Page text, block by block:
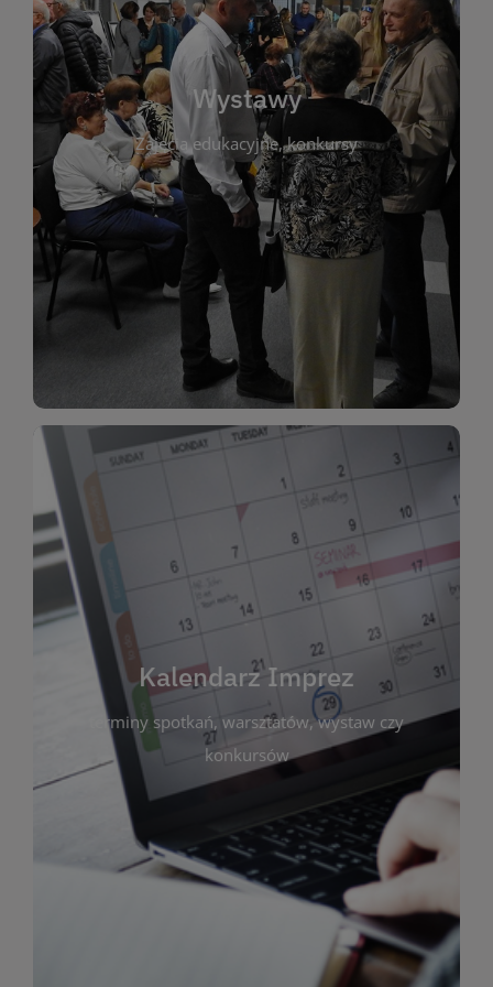
Wystawy
Zajęcia edukacyjne, konkursy
Wystawy
Biblioteka organizuje prezentujące zarówno
sztukę lokalnych twórców, jak i zbiory tematyczne.
W tej sekcji znajdziesz informacje o aktualnych
ekspozycjach oraz archiwum wystaw z
poprzednich lat. Prezentowane prace obejmują
malarstwo, fotografię, rękodzieło i inne formy
artystyczne. Każda wystawa to wyjątkowa okazja
do kontaktu z kulturą i sztuką w przestrzeni
biblioteki. Serdecznie zapraszamy wszystkich
Kalendarz Imprez
terminy spotkań, warsztatów, wystaw czy
konkursów
Kalendarz Imprez
Zakładka ta gromadzi wszystkie planowane
wydarzenia kulturalne i edukacyjne organizowane
przez bibliotekę. Możesz tu sprawdzić terminy
spotkań, warsztatów, wystaw czy konkursów.
Dzięki przejrzystemu kalendarzowi łatwo
zaplanujesz udział w interesujących Cię
wydarzeniach. Aktualizujemy harmonogram na
bieżąco, by zawsze był zgodny z planem pracy
biblioteki. Zapraszamy do śledzenia i uczestnictwa
w życiu kulturalnym miasta!
WIĘCEJ